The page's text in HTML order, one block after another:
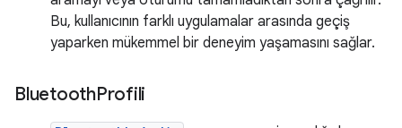
Bu, kullanıcının farklı uygulamalar arasında geçiş
yaparken mükemmel bir deneyim yaşamasını sağlar.
BluetoothProfili